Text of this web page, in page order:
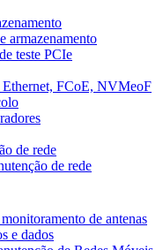
armazenamento
teste PCIe
Ethernet, FCoE, NVMeoF
de rede
de rede
de antenas
e dados